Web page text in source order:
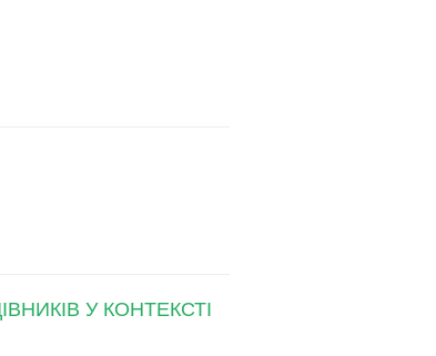
У КОНТЕКСТІ